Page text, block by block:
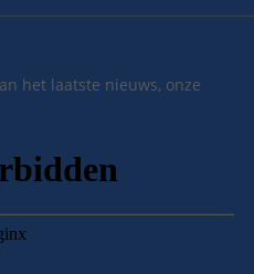
het laatste nieuws, onze